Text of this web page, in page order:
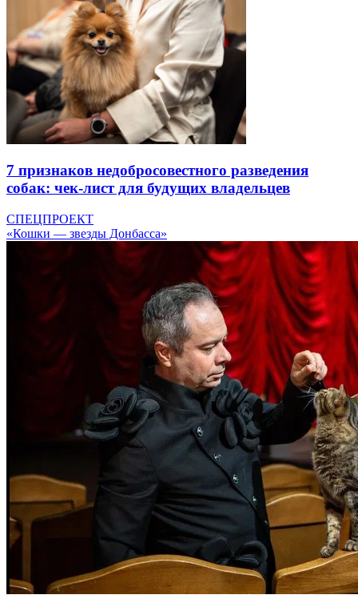
7 признаков недобросовестного разведения
собак: чек-лист для будущих владельцев
СПЕЦПРОЕКТ
«Кошки — звезды Донбасса»